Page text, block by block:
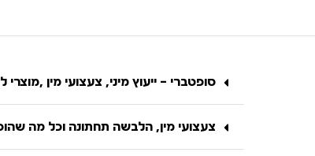
סופטברי – ייעוץ מיני, צעצועי מין ,מוצרי
צעצועי מין, הלבשה תחתונה וכל מה